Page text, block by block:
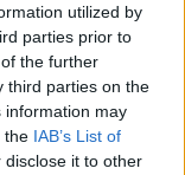
utilized by
parties prior to
the further
third parties on the
information may
the IAB’s List of
it to other